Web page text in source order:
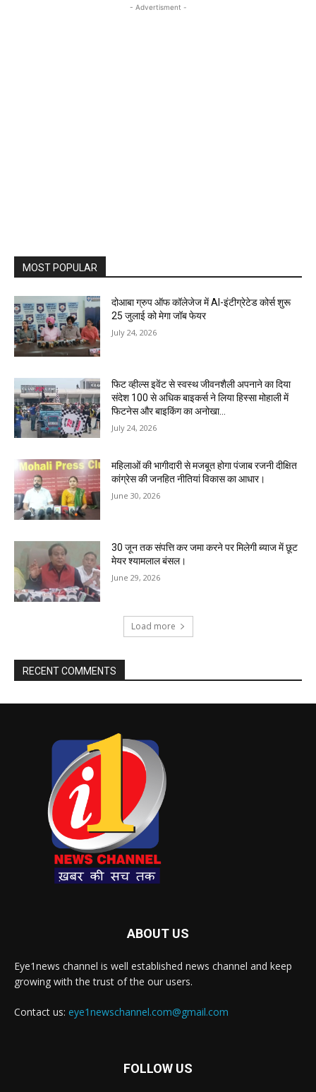
- Advertisment -
MOST POPULAR
दोआबा ग्रुप ऑफ कॉलेजेज में AI-इंटीग्रेटेड कोर्स शुरू
25 जुलाई को मेगा जॉब फेयर
July 24, 2026
फिट व्हील्स इवेंट से स्वस्थ जीवनशैली अपनाने का दिया
संदेश 100 से अधिक बाइकर्स ने लिया हिस्सा मोहाली में
फिटनेस और बाइकिंग का अनोखा...
July 24, 2026
महिलाओं की भागीदारी से मजबूत होगा पंजाब रजनी दीक्षित
कांग्रेस की जनहित नीतियां विकास का आधार।
June 30, 2026
30 जून तक संपत्ति कर जमा करने पर मिलेगी ब्याज में छूट
मेयर श्यामलाल बंसल।
June 29, 2026
Load more
RECENT COMMENTS
ABOUT US
Eye1news channel is well established news channel and keep
growing with the trust of the our users.
Contact us: eye1newschannel.com@gmail.com
FOLLOW US